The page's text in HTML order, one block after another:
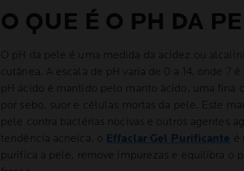
O QUE É O PH DA
O pH da pele é uma medida da acidez ou
cutânea. A escala de pH varia de 0 a 14, onde 7
pH ácido é mantido pelo manto ácido, uma fina
por sebo, suor e células mortas da pele. Este
pele contra bactérias nocivas e outros agentes
tendência acneica, o Effaclar Gel Purificante é
purifica a pele, remove impurezas e equilibra o